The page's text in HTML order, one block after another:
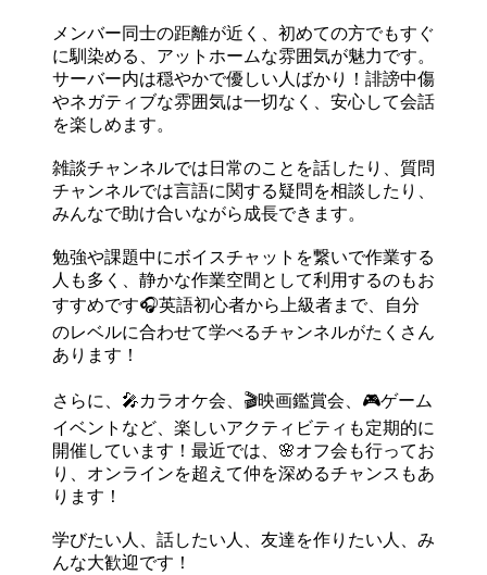
メンバー同士の距離が近く、初めての方でもすぐ
に馴染める、アットホームな雰囲気が魅力です。
サーバー内は穏やかで優しい人ばかり！誹謗中傷
やネガティブな雰囲気は一切なく、安心して会話
を楽しめます。
雑談チャンネルでは日常のことを話したり、質問
チャンネルでは言語に関する疑問を相談したり、
みんなで助け合いながら成長できます。
勉強や課題中にボイスチャットを繋いで作業する
人も多く、静かな作業空間として利用するのもお
すすめです🎧英語初心者から上級者まで、自分
のレベルに合わせて学べるチャンネルがたくさん
あります！
さらに、🎤カラオケ会、🎬映画鑑賞会、🎮ゲーム
イベントなど、楽しいアクティビティも定期的に
開催しています！最近では、🌸オフ会も行ってお
り、オンラインを超えて仲を深めるチャンスもあ
ります！
学びたい人、話したい人、友達を作りたい人、み
んな大歓迎です！